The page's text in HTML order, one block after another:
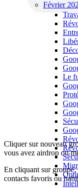
Février
Le
Cliquer sur nouveau
vous avez airdrop ou
En cliquant sur
contacts favoris ou